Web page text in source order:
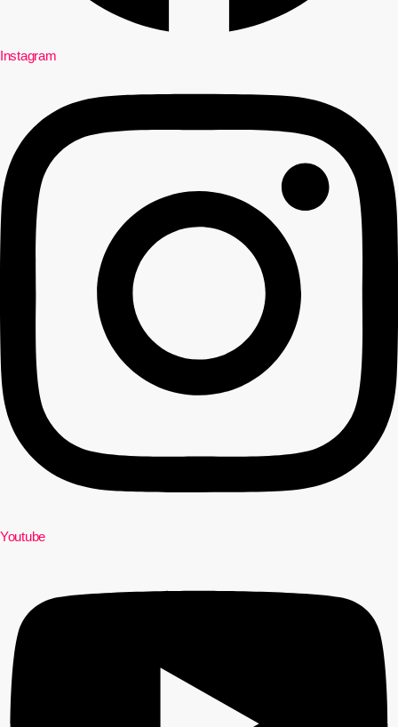
Instagram
Youtube